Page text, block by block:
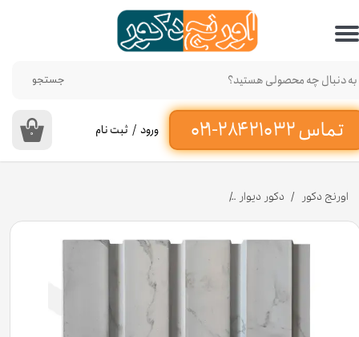
تماس ۳۲ ۲۱۰ ۲۸۴-۰۲۱‌
جستجو
۰ ورود / ثبت نام
حساب کاربری من
تغییر گذر واژه
سفارشات
خروج از حساب کاربری
اورنج دکور دکور دیوار